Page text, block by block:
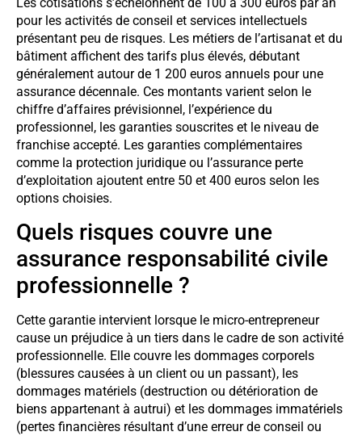
pour les activités de conseil et services intellectuels
présentant peu de risques. Les métiers de l’artisanat et du
bâtiment affichent des tarifs plus élevés, débutant
généralement autour de 1 200 euros annuels pour une
assurance décennale. Ces montants varient selon le
chiffre d’affaires prévisionnel, l’expérience du
professionnel, les garanties souscrites et le niveau de
franchise accepté. Les garanties complémentaires
comme la protection juridique ou l’assurance perte
d’exploitation ajoutent entre 50 et 400 euros selon les
options choisies.
Quels risques couvre une
assurance responsabilité civile
professionnelle ?
Cette garantie intervient lorsque le micro-entrepreneur
cause un préjudice à un tiers dans le cadre de son activité
professionnelle. Elle couvre les dommages corporels
(blessures causées à un client ou un passant), les
dommages matériels (destruction ou détérioration de
biens appartenant à autrui) et les dommages immatériels
(pertes financières résultant d’une erreur de conseil ou